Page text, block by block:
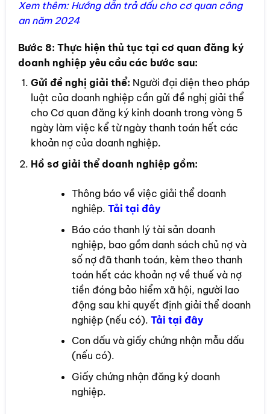
Xem thêm: Hướng dẫn trả dấu cho cơ quan công
an năm 2024
Bước 8: Thực hiện thủ tục tại cơ quan đăng ký
doanh nghiệp yêu cầu các bước sau:
Gửi đề nghị giải thể: Người đại diện theo pháp
luật của doanh nghiệp cần gửi đề nghị giải thể
cho Cơ quan đăng ký kinh doanh trong vòng 5
ngày làm việc kể từ ngày thanh toán hết các
khoản nợ của doanh nghiệp.
Hồ sơ giải thể doanh nghiệp gồm:
Thông báo về việc giải thể doanh
nghiệp.Tải tại đây
Báo cáo thanh lý tài sản doanh
nghiệp, bao gồm danh sách chủ nợ và
số nợ đã thanh toán, kèm theo thanh
toán hết các khoản nợ về thuế và nợ
tiền đóng bảo hiểm xã hội, người lao
động sau khi quyết định giải thể doanh
nghiệp (nếu có).Tải tại đây
Con dấu và giấy chứng nhận mẫu dấu
(nếu có).
Giấy chứng nhận đăng ký doanh
nghiệp.